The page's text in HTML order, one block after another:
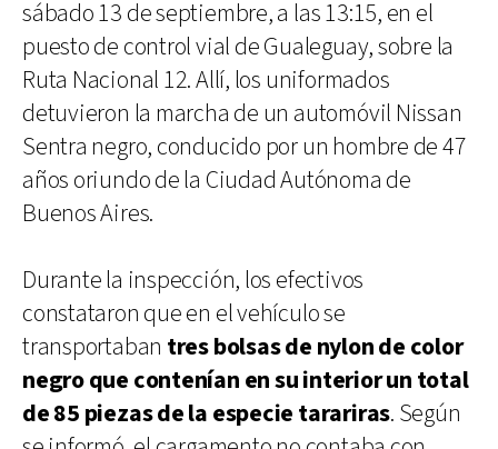
sábado 13 de septiembre, a las 13:15, en el
puesto de control vial de Gualeguay, sobre la
Ruta Nacional 12. Allí, los uniformados
detuvieron la marcha de un automóvil Nissan
Sentra negro, conducido por un hombre de 47
años oriundo de la Ciudad Autónoma de
Buenos Aires.
Durante la inspección, los efectivos
constataron que en el vehículo se
transportaban tres bolsas de nylon de color
negro que contenían en su interior un total
de 85 piezas de la especie tarariras. Según